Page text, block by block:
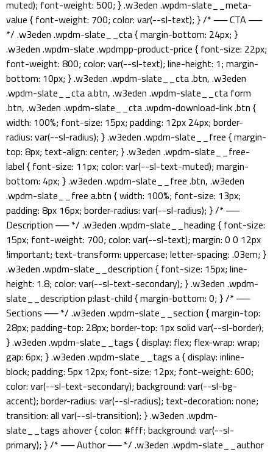
muted); font-weight: 500; } .w3eden .wpdm-slate__meta-
value { font-weight: 700; color: var(--sl-text); } /* ── CTA ──
*/ .w3eden .wpdm-slate__cta { margin-bottom: 24px; }
.w3eden .wpdm-slate .wpdmpp-product-price { font-size: 22px;
font-weight: 800; color: var(--sl-text); line-height: 1; margin-
bottom: 10px; } .w3eden .wpdm-slate__cta .btn, .w3eden
.wpdm-slate__cta a.btn, .w3eden .wpdm-slate__cta form
.btn, .w3eden .wpdm-slate__cta .wpdm-download-link .btn {
width: 100%; font-size: 15px; padding: 12px 24px; border-
radius: var(--sl-radius); } .w3eden .wpdm-slate__free { margin-
top: 8px; text-align: center; } .w3eden .wpdm-slate__free-
label { font-size: 11px; color: var(--sl-text-muted); margin-
bottom: 4px; } .w3eden .wpdm-slate__free .btn, .w3eden
.wpdm-slate__free a.btn { width: 100%; font-size: 13px;
padding: 8px 16px; border-radius: var(--sl-radius); } /* ──
Description ── */ .w3eden .wpdm-slate__heading { font-size:
15px; font-weight: 700; color: var(--sl-text); margin: 0 0 12px
!important; text-transform: uppercase; letter-spacing: .03em; }
.w3eden .wpdm-slate__description { font-size: 15px; line-
height: 1.8; color: var(--sl-text-secondary); } .w3eden .wpdm-
slate__description p:last-child { margin-bottom: 0; } /* ──
Sections ── */ .w3eden .wpdm-slate__section { margin-top:
28px; padding-top: 28px; border-top: 1px solid var(--sl-border);
} .w3eden .wpdm-slate__tags { display: flex; flex-wrap: wrap;
gap: 6px; } .w3eden .wpdm-slate__tags a { display: inline-
block; padding: 5px 12px; font-size: 12px; font-weight: 600;
color: var(--sl-text-secondary); background: var(--sl-bg-
accent); border-radius: var(--sl-radius); text-decoration: none;
transition: all var(--sl-transition); } .w3eden .wpdm-
slate__tags a:hover { color: #fff; background: var(--sl-
primary); } /* ── Author ── */ .w3eden .wpdm-slate__author